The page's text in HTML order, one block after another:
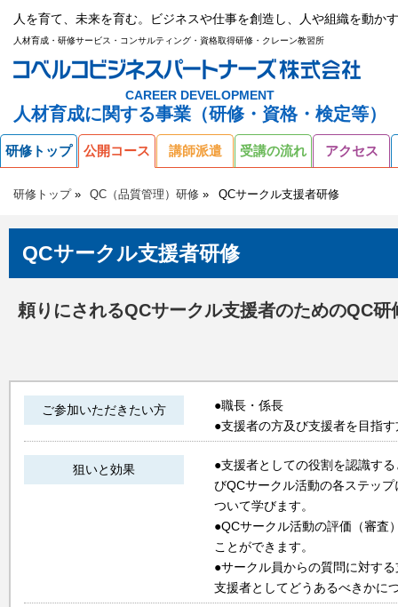
人を育て、未来を育む。ビジネスや仕事を創造し、人や組織を動か
人材育成・研修サービス・コンサルティング・資格取得研修・クレーン教習所
CAREER DEVELOPMENT
人材育成に関する事業（研修・資格・検定等）
研修トップ 公開コース 講師派遣 受講の流れ アクセス
研修トップ QC（品質管理）研修 QCサークル支援者研修
QCサークル支援者研修
頼りにされるQCサークル支援者のためのQC研
ご参加いただきたい方
●職長・係長
●支援者の方及び支援者を目指す
狙いと効果
●支援者としての役割を認識す
びQCサークル活動の各ステッ
ついて学びます。
●QCサークル活動の評価（審査
ことができます。
●サークル員からの質問に対す
支援者としてどうあるべきかに